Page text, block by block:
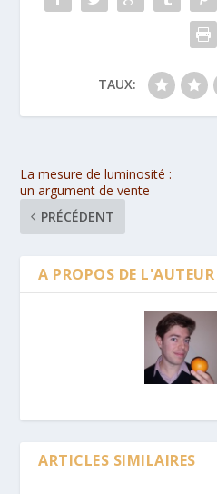
TAUX:
La mesure de luminosité :
un argument de vente
PRÉCÉDENT
A PROPOS DE L'AUTEUR
ARTICLES SIMILAIRES